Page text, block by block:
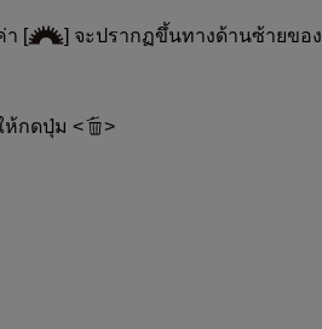
า [
] จะปรากฏขึ้นทางด้านซ้ายของ
ห้กดปุ่ม